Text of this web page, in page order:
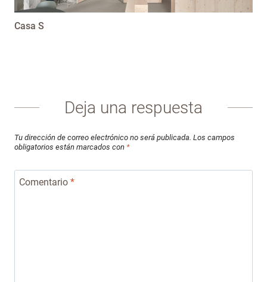
Casa S
Deja una respuesta
Tu dirección de correo electrónico no será publicada. Los campos
obligatorios están marcados con *
Comentario *